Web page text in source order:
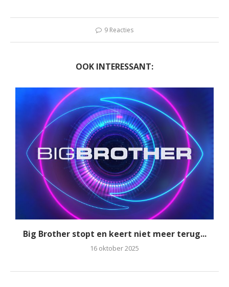
9 Reacties
OOK INTERESSANT:
Big Brother stopt en keert niet meer terug...
16 oktober 2025